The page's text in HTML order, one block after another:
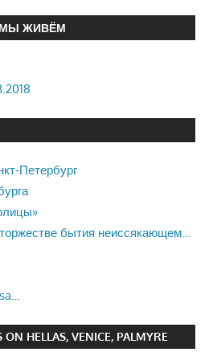
МЫ ЖИВЁМ
Петербург
бытия неиссякающем…
ON HELLAS, VENICE, PALMYRE